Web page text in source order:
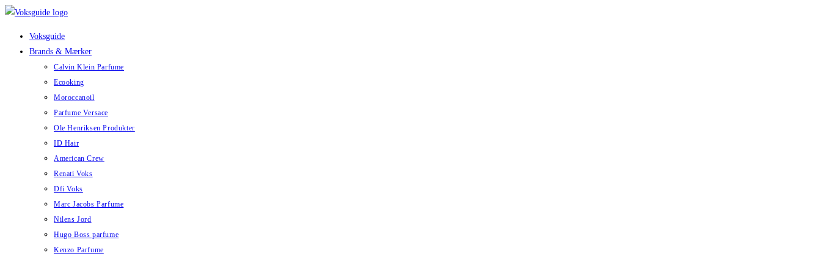
Skip
Voksguide
Brands & Mærker
Calvin Klein Parfume
Ecooking
Moroccanoil
Parfume Versace
Ole Henriksen Produkter
ID Hair
American Crew
Renati Voks
Dfi Voks
Marc Jacobs Parfume
Nilens Jord
Hugo Boss parfume
Kenzo Parfume